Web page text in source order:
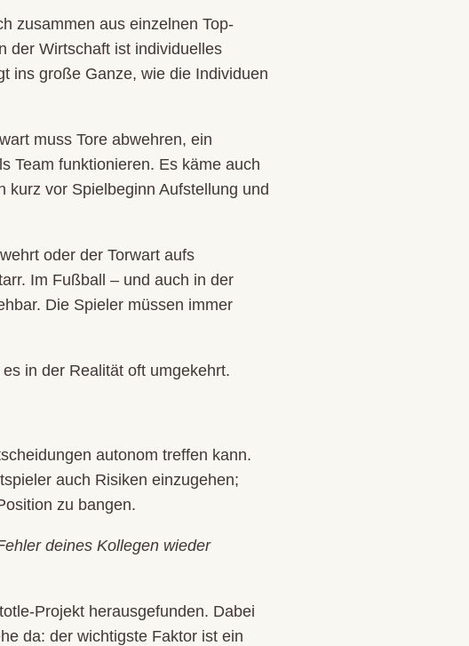
zusammen aus einzelnen Top-
der Wirtschaft ist individuelles
ins große Ganze, wie die Individuen
muss Tore abwehren, ein
Team funktionieren. Es käme auch
kurz vor Spielbeginn Aufstellung und
oder der Torwart aufs
Im Fußball – und auch in der
Die Spieler müssen immer
in der Realität oft umgekehrt.
autonom treffen kann.
auch Risiken einzugehen;
zu bangen.
deines Kollegen wieder
Projekt herausgefunden. Dabei
da: der wichtigste Faktor ist ein